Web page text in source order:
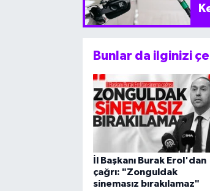
Bunlar da ilginizi
İl Başkanı Burak Erol'dan
çağrı: "Zonguldak
sinemasız bırakılamaz"